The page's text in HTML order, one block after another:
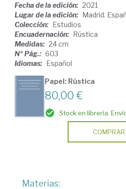
Fecha de la edición: 2021
Lugar de la edición: Madrid.
Colección: Estudios
Encuadernación: Rústica
Medidas: 24 cm
Nº Pág.: 603
Idiomas: Español
Papel: Rústica
80,00 €
Stock en librería.
COMPRAR
Materias: